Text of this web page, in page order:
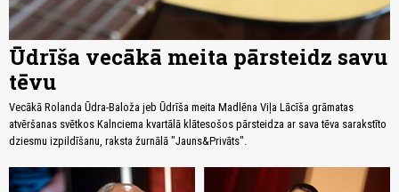
Ūdrīša vecākā meita pārsteidz savu
tēvu
Vecākā Rolanda Ūdra-Baloža jeb Ūdrīša meita Madlēna Viļa Lācīša grāmatas
atvēršanas svētkos Kalnciema kvartālā klātesošos pārsteidza ar sava tēva sarakstīto
dziesmu izpildīšanu, raksta žurnālā "Jauns&Privāts".